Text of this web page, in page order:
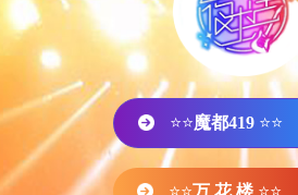
⭐⭐魔都419 ⭐⭐
⭐⭐万 花 楼 ⭐⭐